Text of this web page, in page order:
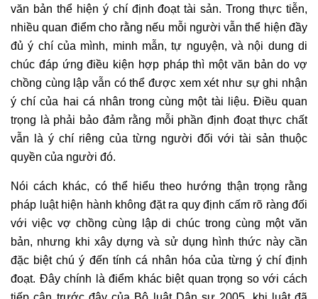
văn bản thể hiện ý chí định đoạt tài sản. Trong thực tiễn,
nhiều quan điểm cho rằng nếu mỗi người vẫn thể hiện đầy
đủ ý chí của mình, minh mẫn, tự nguyện, và nội dung di
chúc đáp ứng điều kiện hợp pháp thì một văn bản do vợ
chồng cùng lập vẫn có thể được xem xét như sự ghi nhận
ý chí của hai cá nhân trong cùng một tài liệu. Điều quan
trọng là phải bảo đảm rằng mỗi phần định đoạt thực chất
vẫn là ý chí riêng của từng người đối với tài sản thuộc
quyền của người đó.
Nói cách khác, có thể hiểu theo hướng thận trọng rằng
pháp luật hiện hành không đặt ra quy định cấm rõ ràng đối
với việc vợ chồng cùng lập di chúc trong cùng một văn
bản, nhưng khi xây dựng và sử dụng hình thức này cần
đặc biệt chú ý đến tính cá nhân hóa của từng ý chí định
đoạt. Đây chính là điểm khác biệt quan trọng so với cách